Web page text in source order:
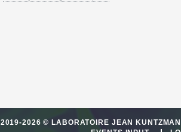
2019-2026 © LABORATOIRE JEAN